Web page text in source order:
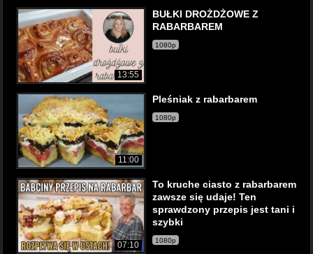
13:55
BUŁKI DROŻDŻOWE Z
RABARBAREM
1080p
11:00
Pleśniak z rabarbarem
1080p
07:10
To kruche ciasto z rabarbarem
zawsze się udaje! Ten
sprawdzony przepis jest tani i
szybki
1080p